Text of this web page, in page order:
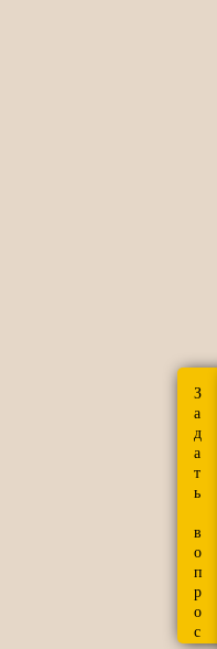
З
а
д
а
т
ь
в
о
п
р
о
с